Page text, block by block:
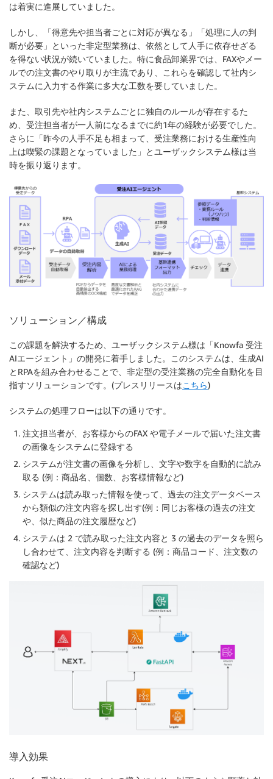
は着実に進展していました。
しかし、「得意先や担当者ごとに対応が異なる」「処理に人の判
断が必要」といった非定型業務は、依然として人手に依存せざる
を得ない状況が続いていました。特に食品卸業界では、FAXやメー
ルでの注文書のやり取りが主流であり、これらを確認して社内シ
ステムに入力する作業に多大な工数を要していました。
また、取引先や社内システムごとに独自のルールが存在するた
め、受注担当者が一人前になるまでに約1年の経験が必要でした。
さらに「昨今の人手不足も相まって、受注業務における生産性向
上は喫緊の課題となっていました」とユーザックシステム様は当
時を振り返ります。
ソリューション／構成
この課題を解決するため、ユーザックシステム様は「Knowfa 受注
AIエージェント」の開発に着手しました。このシステムは、生成AI
とRPAを組み合わせることで、非定型の受注業務の完全自動化を目
指すソリューションです。(プレスリリースはこちら)
システムの処理フローは以下の通りです。
注文担当者が、お客様からのFAX や電子メールで届いた注文書
の画像をシステムに登録する
システムが注文書の画像を分析し、文字や数字を自動的に読み
取る (例：商品名、個数、お客様情報など)
システムは読み取った情報を使って、過去の注文データベース
から類似の注文内容を探し出す(例：同じお客様の過去の注文
や、似た商品の注文履歴など)
システムは 2 で読み取った注文内容と 3 の過去のデータを照ら
し合わせて、注文内容を判断する (例：商品コード、注文数の
確認など)
導入効果